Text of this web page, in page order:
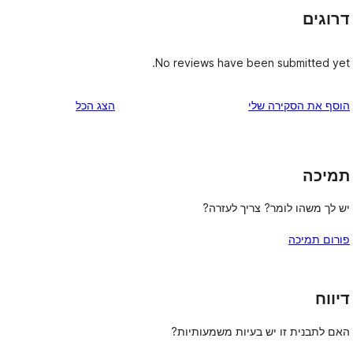
דרוגים
No reviews have been submitted yet.
הוסף את הסקירה שלי הצג הכל
תמיכה
יש לך משהו לומר? צריך לעזרה?
פורום תמיכה
דיווח
האם לתבנית זו יש בעיות משמעותיות?